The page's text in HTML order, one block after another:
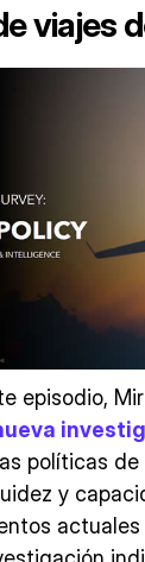
viajes
episodio,
políticas
y